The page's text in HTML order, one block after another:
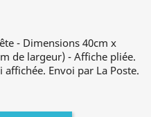
- Dimensions 40cm x
de largeur) - Affiche pliée.
Envoi par La Poste.